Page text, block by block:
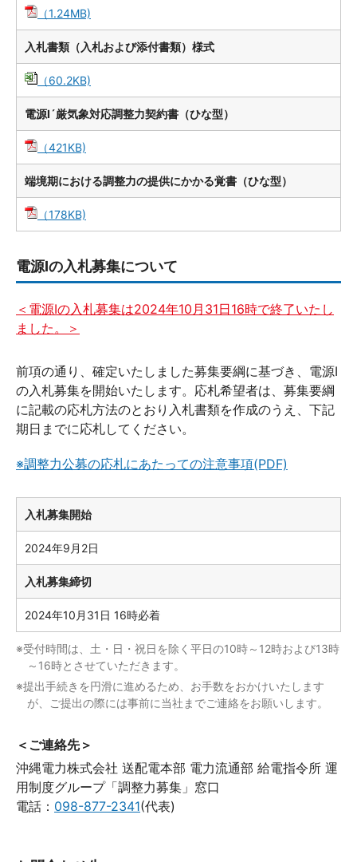
（1.24MB)
入札書類（入札および添付書類）様式
（60.2KB)
電源Ⅰ´厳気象対応調整力契約書（ひな型）
（421KB)
端境期における調整力の提供にかかる覚書（ひな型）
（178KB)
電源Ⅰの入札募集について
＜電源Ⅰの入札募集は2024年10月31日16時で終了いたし
ました。＞
前項の通り、確定いたしました募集要綱に基づき、電源Ⅰ
の入札募集を開始いたします。応札希望者は、募集要綱
に記載の応札方法のとおり入札書類を作成のうえ、下記
期日までに応札してください。
※調整力公募の応札にあたっての注意事項(PDF)
入札募集開始
2024年9月2日
入札募集締切
2024年10月31日 16時必着
※受付時間は、土・日・祝日を除く平日の10時～12時および13時
～16時とさせていただきます。
※提出手続きを円滑に進めるため、お手数をおかけいたします
が、ご提出の際には事前に当社までご連絡をお願いします。
＜ご連絡先＞
沖縄電力株式会社 送配電本部 電力流通部 給電指令所 運
用制度グループ「調整力募集」窓口
電話： 098-877-2341(代表)